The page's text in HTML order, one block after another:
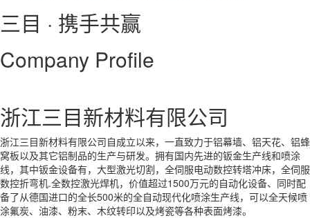
三目 · 携手共赢
Company Profile
浙江三目新材料有限公司
浙江三目新材料有限公司自成立以来，一直致力于铝幕墙、铝天花、铝蜂
窝板以及其它铝制品的生产与研发。拥有国内先进的钣金生产线和喷涂
线，其中钣金设备有，大型激光切割，全伺服电动数控转塔冲床，全伺服
数控折弯机.全数控激光焊机，价值超过1500万元的自动化设备、同时配
备了从德国进口的全长500米的全自动现代化喷涂生产线，可以全天候喷
涂氟炭、油漆、粉末、木纹转印以及烤瓷等各种表面烤漆。